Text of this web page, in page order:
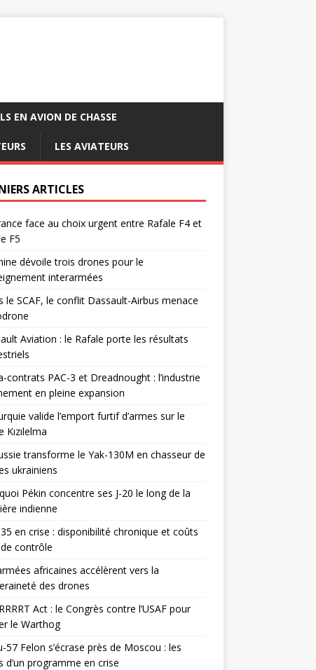
EN AVION DE CHASSE
LES AVIATEURS
ARTICLES
face au choix urgent entre Rafale F4 et
F5
dévoile trois drones pour le
interarmées
le SCAF, le conflit Dassault-Airbus menace
Aviation : le Rafale porte les résultats
contrats PAC-3 et Dreadnought : l’industrie
en pleine expansion
valide l’emport furtif d’armes sur le
Kızılelma
transforme le Yak-130M en chasseur de
ukrainiens
Pékin concentre ses J-20 le long de la
indienne
en crise : disponibilité chronique et coûts
contrôle
africaines accélèrent vers la
des drones
Act : le Congrès contre l’USAF pour
le Warthog
57 Felon s’écrase près de Moscou : les
d’un programme en crise